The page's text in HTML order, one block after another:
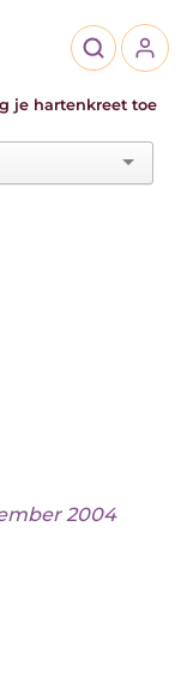
je hartenkreet toe
2004